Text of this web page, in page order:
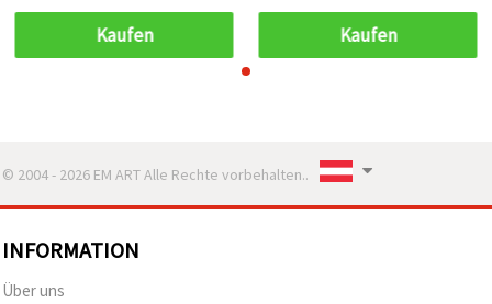
kreativen Dekorationen
Kaufen
kreativen Dekorationen
Kaufen
© 2004 - 2026 EM ART Alle Rechte vorbehalten..
INFORMATION
Über uns